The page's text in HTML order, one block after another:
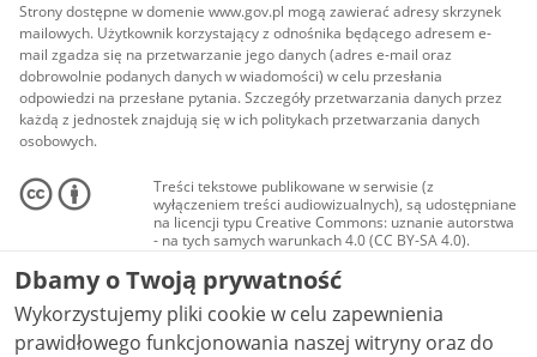
Strony dostępne w domenie www.gov.pl mogą zawierać adresy skrzynek
mailowych. Użytkownik korzystający z odnośnika będącego adresem e-
mail zgadza się na przetwarzanie jego danych (adres e-mail oraz
dobrowolnie podanych danych w wiadomości) w celu przesłania
odpowiedzi na przesłane pytania. Szczegóły przetwarzania danych przez
każdą z jednostek znajdują się w ich politykach przetwarzania danych
osobowych.
Treści tekstowe publikowane w serwisie (z
wyłączeniem treści audiowizualnych), są udostępniane
na licencji typu Creative Commons: uznanie autorstwa
- na tych samych warunkach 4.0 (CC BY-SA 4.0).
Materiały audiowizualne, w tym zdjęcia, materiały
audio i wideo, są udostępniane na licencji typu
Creative Commons: uznanie autorstwa użycie
niekomercyjne - bez utworów zależnych 4.0 (CC BY-
NC-ND 4.0), o ile nie jest to stwierdzone inaczej.
Dbamy o Twoją prywatność
Wykorzystujemy pliki cookie w celu zapewnienia
prawidłowego funkcjonowania naszej witryny oraz do